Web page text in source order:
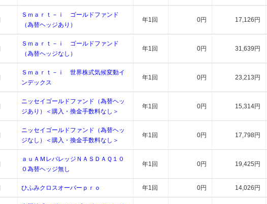
Ｓｍａｒｔ－ｉ ゴールドファンド
（為替ヘッジあり）
年1回 0円 17,126円
Ｓｍａｒｔ－ｉ ゴールドファンド
（為替ヘッジなし）
年1回 0円 31,639円
Ｓｍａｒｔ－ｉ 世界株式気候変動イ
ンデックス
年1回 0円 23,213円
ニッセイゴールドファンド（為替ヘッ
ジあり）＜購入・換金手数料なし＞
年1回 0円 15,314円
ニッセイゴールドファンド（為替ヘッ
ジなし）＜購入・換金手数料なし＞
年1回 0円 17,798円
ａｕＡＭレバレッジＮＡＳＤＡＱ１０
０為替ヘッジ無し
年1回 0円 19,425円
ひふみクロスオーバーｐｒｏ 年1回 0円 14,026円